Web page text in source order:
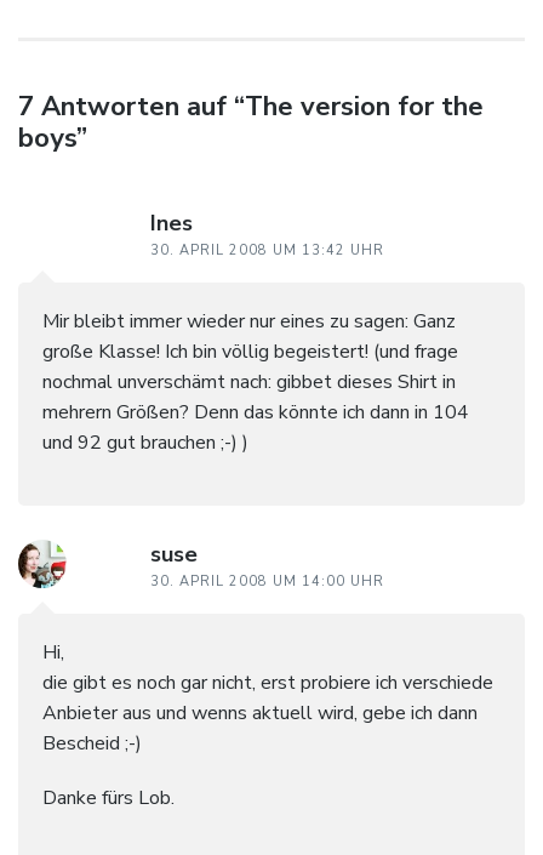
7 Antworten auf “The version for the
boys”
Ines
30. APRIL 2008 UM 13:42 UHR
Mir bleibt immer wieder nur eines zu sagen: Ganz
große Klasse! Ich bin völlig begeistert! (und frage
nochmal unverschämt nach: gibbet dieses Shirt in
mehrern Größen? Denn das könnte ich dann in 104
und 92 gut brauchen ;-) )
suse
30. APRIL 2008 UM 14:00 UHR
Hi,
die gibt es noch gar nicht, erst probiere ich verschiede
Anbieter aus und wenns aktuell wird, gebe ich dann
Bescheid ;-)
Danke fürs Lob.